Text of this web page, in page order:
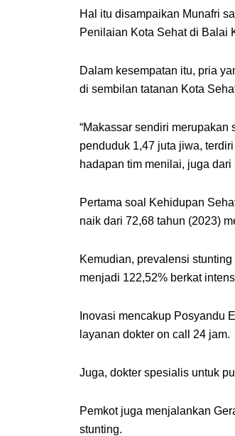
Hal itu disampaikan Munafri
Penilaian Kota Sehat di Balai
Dalam kesempatan itu, pria
di sembilan tatanan Kota
“Makassar sendiri
penduduk 1,47 juta jiwa,
hadapan tim menilai, juga
Pertama soal Kehidupan
naik dari 72,68 tahun (2023)
Kemudian, prevalensi
menjadi 122,52% berkat
Inovasi mencakup Posyandu
layanan dokter on call 24 jam.
Juga, dokter spesialis untuk
Pemkot juga menjalankan
stunting.